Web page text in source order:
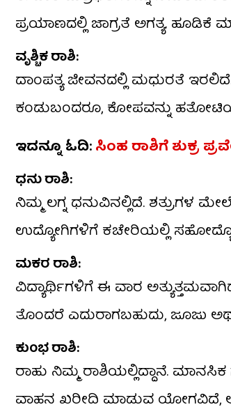
ಪ್ರಯಾಣದಲ್ಲಿ ಜಾಗ್ರತೆ ಅಗತ್ಯ. ಹೂಡಿಕೆ
​ವೃಶ್ಚಿಕ ರಾಶಿ:
ದಾಂಪತ್ಯ ಜೀವನದಲ್ಲಿ ಮಧುರತೆ
ಕಂಡುಬಂದರೂ, ಕೋಪವನ್ನು
ಇದನ್ನೂ ಓದಿ:ಸಿಂಹ ರಾಶಿಗೆ ಶುಕ್ರ
​ಧನು ರಾಶಿ:
ನಿಮ್ಮ ಲಗ್ನ ಧನುವಿನಲ್ಲಿದೆ. ಶತ್ರುಗಳ
ಉದ್ಯೋಗಿಗಳಿಗೆ ಕಚೇರಿಯಲ್ಲಿ
​ಮಕರ ರಾಶಿ:
ವಿದ್ಯಾರ್ಥಿಗಳಿಗೆ ಈ ವಾರ
ತೊಂದರೆ ಎದುರಾಗಬಹುದು, ಜೂಜು
​ಕುಂಭ ರಾಶಿ:
ರಾಹು ನಿಮ್ಮ ರಾಶಿಯಲ್ಲಿದ್ದಾನೆ.
ವಾಹನ ಖರೀದಿ ಮಾಡುವ ಯೋಗವಿದೆ,